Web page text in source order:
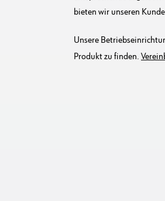
bieten wir unseren
Unsere
Produkt zu finden.